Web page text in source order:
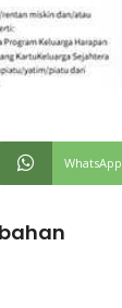
WhatsApp